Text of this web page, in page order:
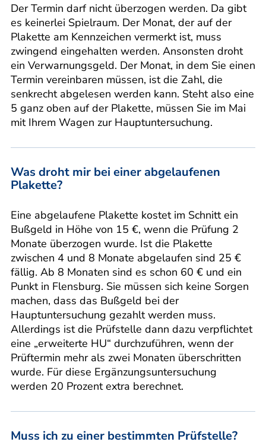
Der Termin darf nicht überzogen werden. Da gibt
es keinerlei Spielraum. Der Monat, der auf der
Plakette am Kennzeichen vermerkt ist, muss
zwingend eingehalten werden. Ansonsten droht
ein Verwarnungsgeld. Der Monat, in dem Sie einen
Termin vereinbaren müssen, ist die Zahl, die
senkrecht abgelesen werden kann. Steht also eine
5 ganz oben auf der Plakette, müssen Sie im Mai
mit Ihrem Wagen zur Hauptuntersuchung.
Was droht mir bei einer abgelaufenen
Plakette?
Eine abgelaufene Plakette kostet im Schnitt ein
Bußgeld in Höhe von 15 €, wenn die Prüfung 2
Monate überzogen wurde. Ist die Plakette
zwischen 4 und 8 Monate abgelaufen sind 25 €
fällig. Ab 8 Monaten sind es schon 60 € und ein
Punkt in Flensburg. Sie müssen sich keine Sorgen
machen, dass das Bußgeld bei der
Hauptuntersuchung gezahlt werden muss.
Allerdings ist die Prüfstelle dann dazu verpflichtet
eine „erweiterte HU“ durchzuführen, wenn der
Prüftermin mehr als zwei Monaten überschritten
wurde. Für diese Ergänzungsuntersuchung
werden 20 Prozent extra berechnet.
Muss ich zu einer bestimmten Prüfstelle?